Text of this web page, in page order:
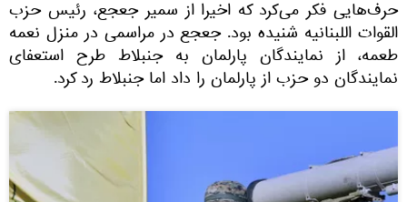
حرف‌هایی فکر می‌کرد که اخیرا از سمیر جعجع، رئیس حزب
القوات اللبنانیه شنیده بود. جعجع در مراسمی در منزل نعمه
طعمه، از نمایندگان پارلمان به جنبلاط طرح استعفای
نمایندگان دو حزب از پارلمان را داد اما جنبلاط رد کرد.